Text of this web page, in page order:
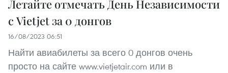
Летайте отмечать День Независимости
с Vietjet за 0 донгов
16/08/2023 06:51
Найти авиабилеты за всего 0 донгов очень
просто на сайте www.vietjetair.com или в